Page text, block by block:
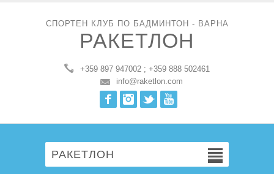
СПОРТЕН КЛУБ ПО БАДМИНТОН - ВАРНА
РАКЕТЛОН
+359 897 947002 ; +359 888 502461
info@raketlon.com
FacebookInstagram
Twitter
РАКЕТЛОН